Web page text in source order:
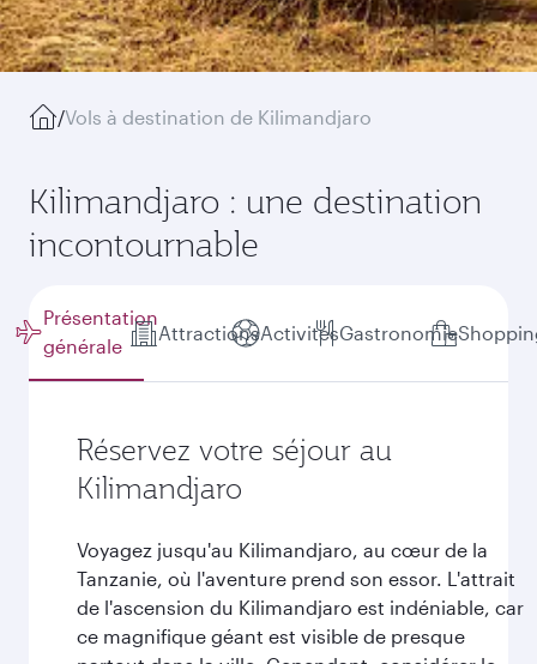
/Vols à destination de Kilimandjaro
Kilimandjaro : une destination
incontournable
Présentation
générale
AttractionsActivitésGastronomie
Réservez votre séjour au
Kilimandjaro
Voyagez jusqu'au Kilimandjaro, au cœur de la
Tanzanie, où l'aventure prend son essor. L'attrait
de l'ascension du Kilimandjaro est indéniable, car
ce magnifique géant est visible de presque